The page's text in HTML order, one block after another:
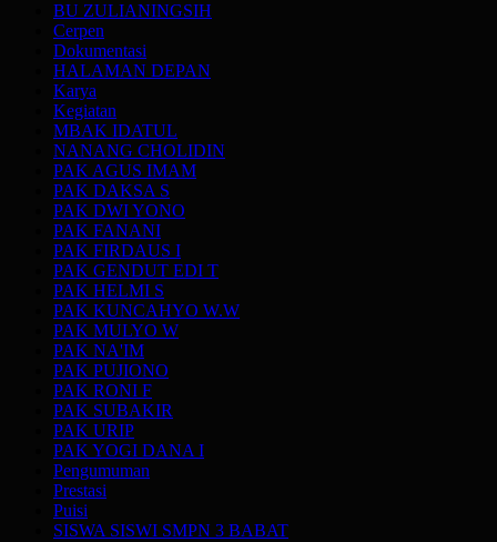
BU ZULIANINGSIH
Cerpen
Dokumentasi
HALAMAN DEPAN
Karya
Kegiatan
MBAK IDATUL
NANANG CHOLIDIN
PAK AGUS IMAM
PAK DAKSA S
PAK DWI YONO
PAK FANANI
PAK FIRDAUS I
PAK GENDUT EDI T
PAK HELMI S
PAK KUNCAHYO W.W
PAK MULYO W
PAK NA'IM
PAK PUJIONO
PAK RONI F
PAK SUBAKIR
PAK URIP
PAK YOGI DANA I
Pengumuman
Prestasi
Puisi
SISWA SISWI SMPN 3 BABAT